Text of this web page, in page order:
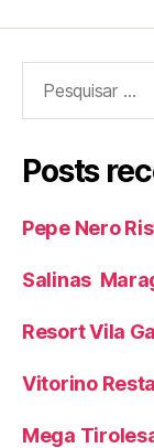
por:
Posts
Pepe Nero
Salinas
Resort Vila
Vitorino
Mega